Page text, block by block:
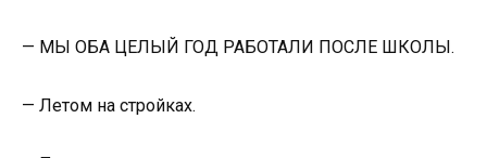
— МЫ ОБА ЦЕЛЫЙ ГОД РАБОТАЛИ ПОСЛЕ ШКОЛЫ.
— Летом на стройках.